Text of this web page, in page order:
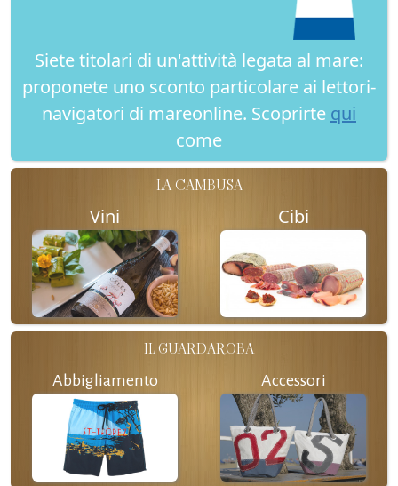
Siete titolari di un'attività legata al mare:
proponete uno sconto particolare ai lettori-
navigatori di mareonline. Scoprirte qui
come
LA CAMBUSA
Vini Cibi
IL GUARDAROBA
Abbigliamento Accessori